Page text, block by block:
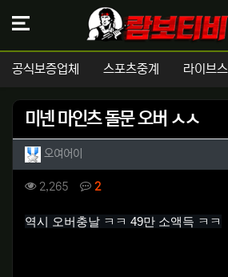
공식보증업체 스포츠중계 라이브
미넨 마인츠 돌문 오버 ㅅㅅ
작성자 정보
오여어이
컨텐츠 정보
2,265조회 2댓글
본문
역시 오버충날 ㅋㅋ 49만 소액득 ㅋㅋ